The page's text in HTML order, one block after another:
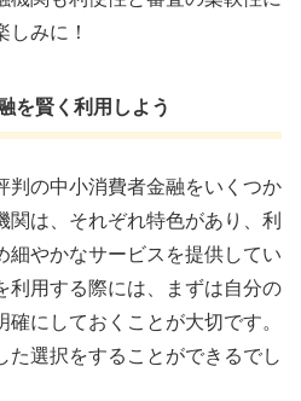
しみに！
を賢く利用しよう
判の中小消費者金融をいくつか
関は、それぞれ特色があり、利
細やかなサービスを提供してい
利用する際には、まずは自分の
にしておくことが大切です。
た選択をすることができるでし